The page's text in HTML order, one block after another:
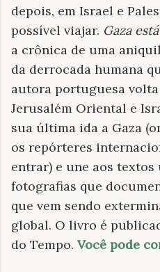
depois, em Israel e
possível viajar. Gaza
a crônica de uma
da derrocada humana
autora portuguesa
Jerusalém Oriental e
sua última ida a Gaza
os repórteres
entrar) e une aos
fotografias que
que vem sendo
global. O livro é
do Tempo. Você pode